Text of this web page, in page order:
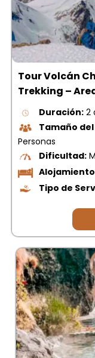
Tour Volcán
Trekking –
Duración: 2
Tamaño
Personas
Dificultad:
Tipo de